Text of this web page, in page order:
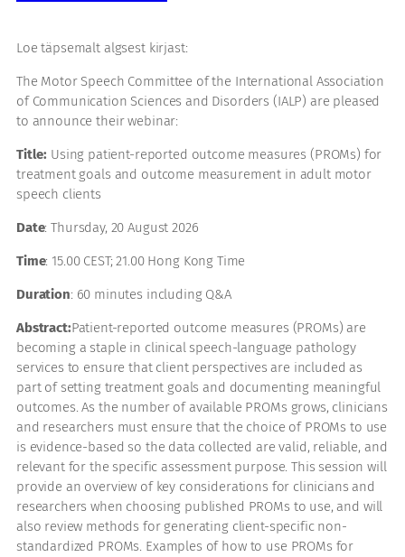
Loe täpsemalt algsest kirjast:
The Motor Speech Committee of the International Association
of Communication Sciences and Disorders (IALP) are pleased
to announce their webinar:
Title: Using patient-reported outcome measures (PROMs) for
treatment goals and outcome measurement in adult motor
speech clients
Date: Thursday, 20 August 2026
Time: 15.00 CEST; 21.00 Hong Kong Time
Duration: 60 minutes including Q&A
Abstract:Patient-reported outcome measures (PROMs) are
becoming a staple in clinical speech-language pathology
services to ensure that client perspectives are included as
part of setting treatment goals and documenting meaningful
outcomes. As the number of available PROMs grows, clinicians
and researchers must ensure that the choice of PROMs to use
is evidence-based so the data collected are valid, reliable, and
relevant for the specific assessment purpose. This session will
provide an overview of key considerations for clinicians and
researchers when choosing published PROMs to use, and will
also review methods for generating client-specific non-
standardized PROMs. Examples of how to use PROMs for